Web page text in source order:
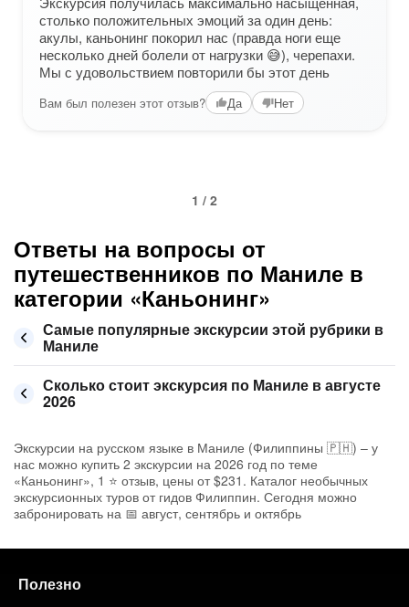
столько положительных эмоций за один день:
акулы, каньонинг покорил нас (правда ноги еще
несколько дней болели от нагрузки 😅), черепахи.
Мы с удовольствием повторили бы этот день
Вам был полезен этот отзыв? Да Нет
1 / 2
Ответы на вопросы от
путешественников по Маниле в
категории «Каньонинг»
Самые популярные экскурсии этой рубрики в
Маниле
Сколько стоит экскурсия по Маниле в августе
2026
Экскурсии на русском языке в Маниле (Филиппины 🇵🇭) – у
нас можно купить 2 экскурсии на 2026 год по теме
«Каньонинг», 1 ⭐ отзыв, цены от $231. Каталог необычных
экскурсионных туров от гидов Филиппин. Сегодня можно
забронировать на 📅 август, сентябрь и октябрь
Полезно